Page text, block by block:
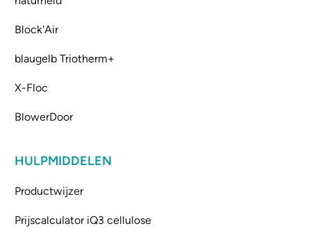
Block'Air
blaugelb Triotherm+
X-Floc
BlowerDoor
HULPMIDDELEN
Productwijzer
Prijscalculator iQ3 cellulose